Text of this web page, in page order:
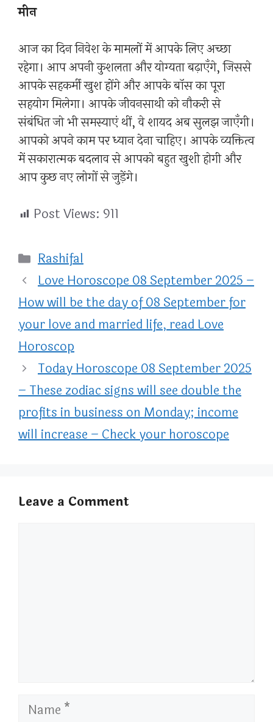
मीन
आज का दिन निवेश के मामलों में आपके लिए अच्छा
रहेगा। आप अपनी कुशलता और योग्यता बढ़ाएँगे, जिससे
आपके सहकर्मी खुश होंगे और आपके बॉस का पूरा
सहयोग मिलेगा। आपके जीवनसाथी को नौकरी से
संबंधित जो भी समस्याएं थीं, वे शायद अब सुलझ जाएँगी।
आपको अपने काम पर ध्यान देना चाहिए। आपके व्यक्तित्व
में सकारात्मक बदलाव से आपको बहुत खुशी होगी और
आप कुछ नए लोगों से जुड़ेंगे।
Post Views: 911
Categories
Rashifal
Love Horoscope 08 September 2025 –
How will be the day of 08 September for
your love and married life, read Love
Horoscop
Today Horoscope 08 September 2025
– These zodiac signs will see double the
profits in business on Monday; income
will increase – Check your horoscope
Leave a Comment
Name